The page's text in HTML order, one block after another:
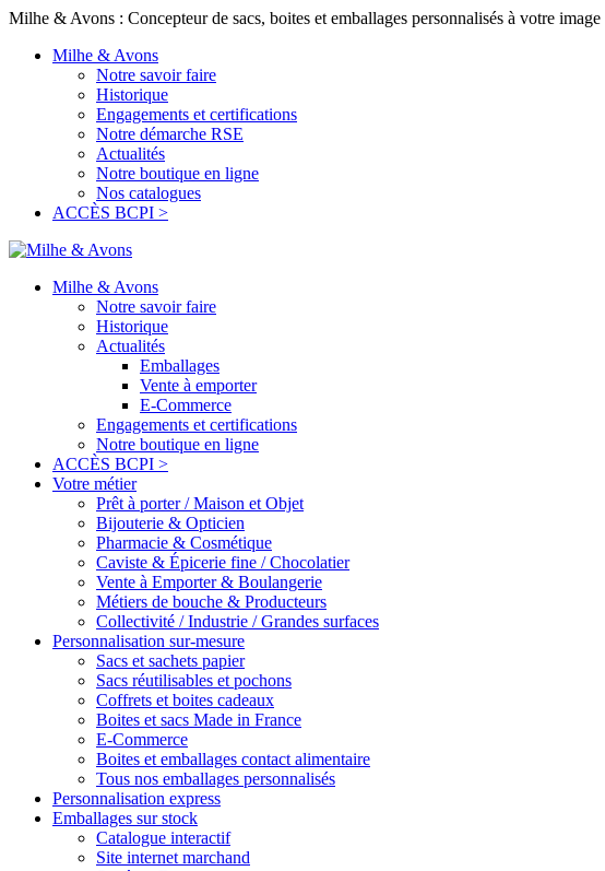
Milhe & Avons : Concepteur de sacs, boites et emballages personnalisés à votre image
Milhe & Avons
Notre savoir faire
Historique
Engagements et certifications
Notre démarche RSE
Actualités
Notre boutique en ligne
Nos catalogues
ACCÈS BCPI >
Milhe & Avons
Notre savoir faire
Historique
Actualités
Emballages
Vente à emporter
E-Commerce
Engagements et certifications
Notre boutique en ligne
ACCÈS BCPI >
Votre métier
Prêt à porter / Maison et Objet
Bijouterie & Opticien
Pharmacie & Cosmétique
Caviste & Épicerie fine / Chocolatier
Vente à Emporter & Boulangerie
Métiers de bouche & Producteurs
Collectivité / Industrie / Grandes surfaces
Personnalisation sur-mesure
Sacs et sachets papier
Sacs réutilisables et pochons
Coffrets et boites cadeaux
Boites et sacs Made in France
E-Commerce
Boites et emballages contact alimentaire
Tous nos emballages personnalisés
Personnalisation express
Emballages sur stock
Catalogue interactif
Site internet marchand